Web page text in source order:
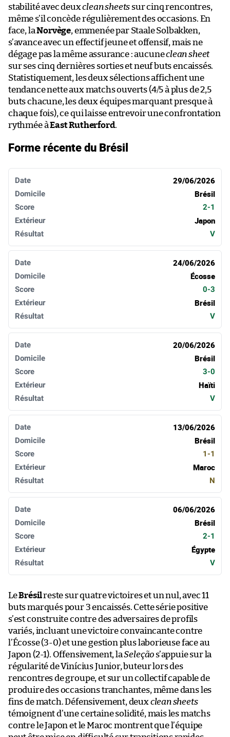
stabilité avec deuxclean sheets sur cinq rencontres,
même s’il concède régulièrement des occasions. En
face, laNorvège, emmenée par Staale Solbakken,
s’avance avec un effectif jeune et offensif, mais ne
dégage pas la même assurance : aucuneclean sheet
sur ses cinq dernières sorties et neuf buts encaissés.
Statistiquement, les deux sélections affichent une
tendance nette aux matchs ouverts (4/5 à plus de 2,5
buts chacune, les deux équipes marquant presque à
chaque fois), ce qui laisse entrevoir une confrontation
rythmée àEast Rutherford.
Forme récente du Brésil
29/06/2026
Brésil
2-1
Japon
V
24/06/2026
Écosse
0-3
Brésil
V
20/06/2026
Brésil
3-0
Haïti
V
13/06/2026
Brésil
1-1
Maroc
N
06/06/2026
Brésil
2-1
Égypte
V
LeBrésilreste sur quatre victoires et un nul, avec 11
buts marqués pour 3 encaissés. Cette série positive
s’est construite contre des adversaires de profils
variés, incluant une victoire convaincante contre
l’Écosse (3-0) et une gestion plus laborieuse face au
Japon (2-1). Offensivement, laSeleção s’appuie sur la
régularité de Vinícius Junior, buteur lors des
rencontres de groupe, et sur un collectif capable de
produire des occasions tranchantes, même dans les
fins de match. Défensivement, deux clean sheets
témoignent d’une certaine solidité, mais les matchs
contre le Japon et le Maroc montrent que l’équipe